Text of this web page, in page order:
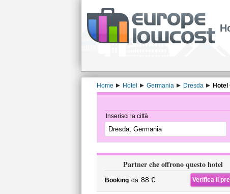
Home Hotel Germania Dresda Hotel
Inserisci la città
Partner che offrono questo hotel
Booking da 88 € Verifica il